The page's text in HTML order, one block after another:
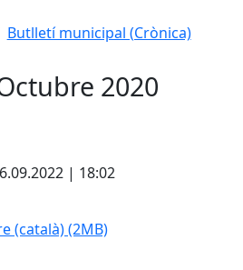
Butlletí municipal (Crònica)
2020
| 18:02
(català)(2MB)